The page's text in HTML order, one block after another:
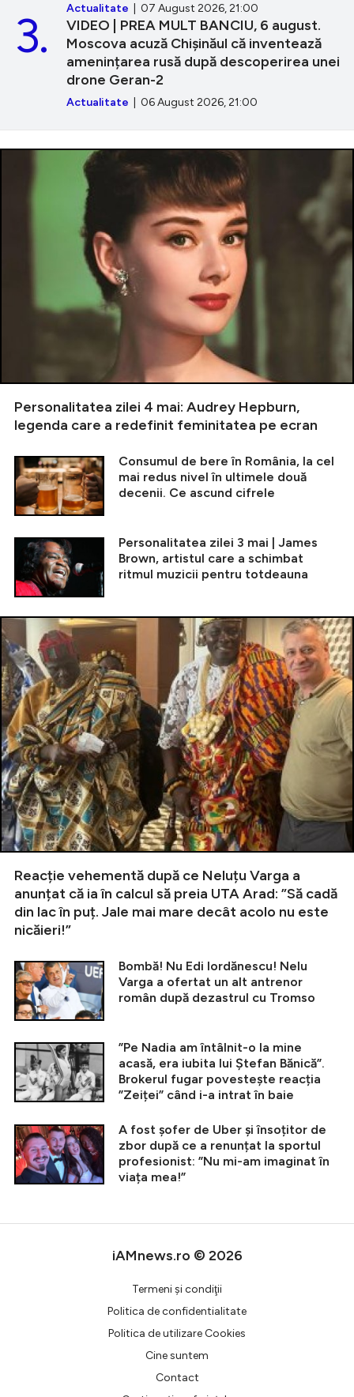
Actualitate | 07 August 2026, 21:00
VIDEO | PREA MULT BANCIU, 6 august.
Moscova acuză Chișinăul că inventează
amenințarea rusă după descoperirea unei
drone Geran-2
Actualitate | 06 August 2026, 21:00
3.
Personalitatea zilei 4 mai: Audrey Hepburn,
legenda care a redefinit feminitatea pe ecran
Consumul de bere în România, la cel
mai redus nivel în ultimele două
decenii. Ce ascund cifrele
Personalitatea zilei 3 mai | James
Brown, artistul care a schimbat
ritmul muzicii pentru totdeauna
Reacție vehementă după ce Neluțu Varga a
anunțat că ia în calcul să preia UTA Arad: ”Să cadă
din lac în puț. Jale mai mare decât acolo nu este
nicăieri!”
Bombă! Nu Edi Iordănescu! Nelu
Varga a ofertat un alt antrenor
român după dezastrul cu Tromso
”Pe Nadia am întâlnit-o la mine
acasă, era iubita lui Ștefan Bănică”.
Brokerul fugar povestește reacția
”Zeiței” când i-a intrat în baie
A fost șofer de Uber și însoțitor de
zbor după ce a renunțat la sportul
profesionist: ”Nu mi-am imaginat în
viața mea!”
iAMnews.ro © 2026
Termeni şi condiţii
Politica de confidentialitate
Politica de utilizare Cookies
Cine suntem
Contact